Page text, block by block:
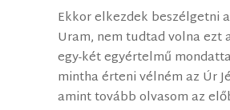
Ekkor elkezdek beszélgetni
Uram, nem tudtad volna ezt
egy-két egyértelmű
mintha érteni vélném az Úr
amint tovább olvasom az